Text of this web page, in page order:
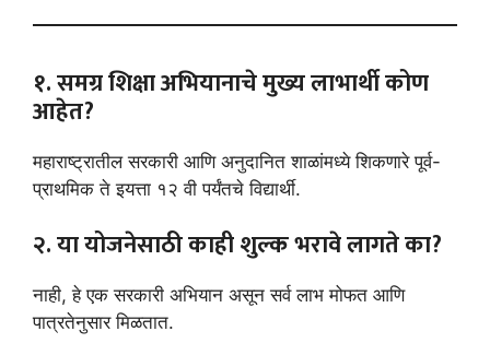
१. समग्र शिक्षा अभियानाचे मुख्य लाभार्थी कोण
आहेत?
महाराष्ट्रातील सरकारी आणि अनुदानित शाळांमध्ये शिकणारे पूर्व-
प्राथमिक ते इयत्ता १२ वी पर्यंतचे विद्यार्थी.
२. या योजनेसाठी काही शुल्क भरावे लागते का?
नाही, हे एक सरकारी अभियान असून सर्व लाभ मोफत आणि
पात्रतेनुसार मिळतात.